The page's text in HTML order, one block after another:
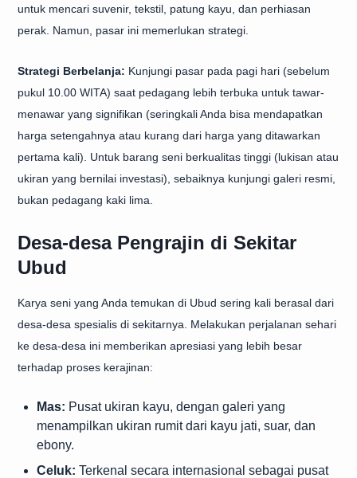
untuk mencari suvenir, tekstil, patung kayu, dan perhiasan
perak. Namun, pasar ini memerlukan strategi.
Strategi Berbelanja: Kunjungi pasar pada pagi hari (sebelum
pukul 10.00 WITA) saat pedagang lebih terbuka untuk tawar-
menawar yang signifikan (seringkali Anda bisa mendapatkan
harga setengahnya atau kurang dari harga yang ditawarkan
pertama kali). Untuk barang seni berkualitas tinggi (lukisan atau
ukiran yang bernilai investasi), sebaiknya kunjungi galeri resmi,
bukan pedagang kaki lima.
Desa-desa Pengrajin di Sekitar
Ubud
Karya seni yang Anda temukan di Ubud sering kali berasal dari
desa-desa spesialis di sekitarnya. Melakukan perjalanan sehari
ke desa-desa ini memberikan apresiasi yang lebih besar
terhadap proses kerajinan:
Mas: Pusat ukiran kayu, dengan galeri yang
menampilkan ukiran rumit dari kayu jati, suar, dan
ebony.
Celuk: Terkenal secara internasional sebagai pusat